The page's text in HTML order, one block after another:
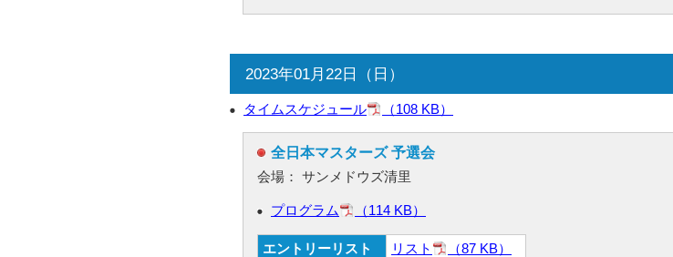
2023年01月22日（日）
タイムスケジュール （108 KB）
全日本マスターズ 予選会
会場： サンメドウズ清里
プログラム （114 KB）
エントリーリスト リスト
（87 KB）